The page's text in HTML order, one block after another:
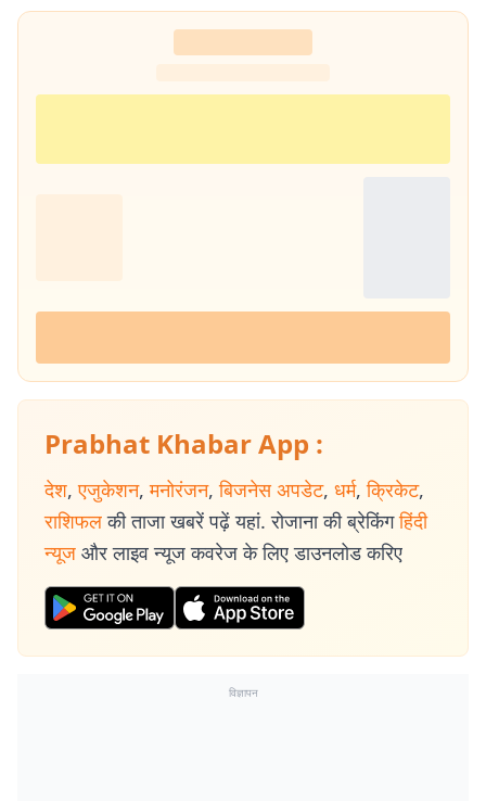
Prabhat Khabar App :
देश, एजुकेशन, मनोरंजन, बिजनेस अपडेट, धर्म, क्रिकेट,
राशिफल की ताजा खबरें पढ़ें यहां. रोजाना की ब्रेकिंग हिंदी
न्यूज और लाइव न्यूज कवरेज के लिए डाउनलोड करिए
विज्ञापन